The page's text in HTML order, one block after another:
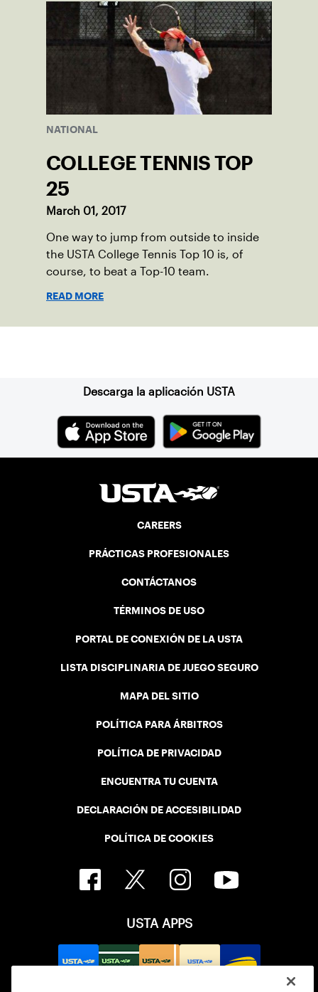
NATIONAL
COLLEGE TENNIS TOP
25
March 01, 2017
One way to jump from outside to inside
the USTA College Tennis Top 10 is, of
course, to beat a Top-10 team.
READ MORE
Descarga la aplicación USTA
CAREERS
PRÁCTICAS PROFESIONALES
CONTÁCTANOS
TÉRMINOS DE USO
PORTAL DE CONEXIÓN DE LA USTA
LISTA DISCIPLINARIA DE JUEGO SEGURO
MAPA DEL SITIO
POLÍTICA PARA ÁRBITROS
POLÍTICA DE PRIVACIDAD
ENCUENTRA TU CUENTA
DECLARACIÓN DE ACCESIBILIDAD
POLÍTICA DE COOKIES
USTA APPS